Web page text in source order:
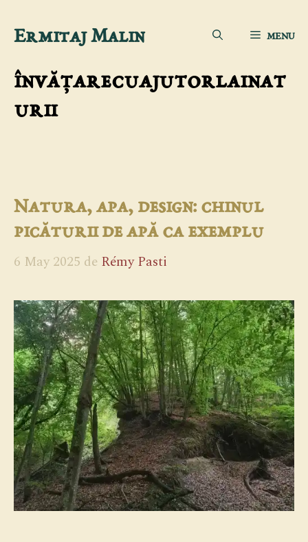
Sari
conținut
Ermitaj Malin MENU
învățarecuajutorlainat
urii
Natura, apa, design: chinul
picăturii de apă ca exemplu
6 May 2025 de Rémy Pasti